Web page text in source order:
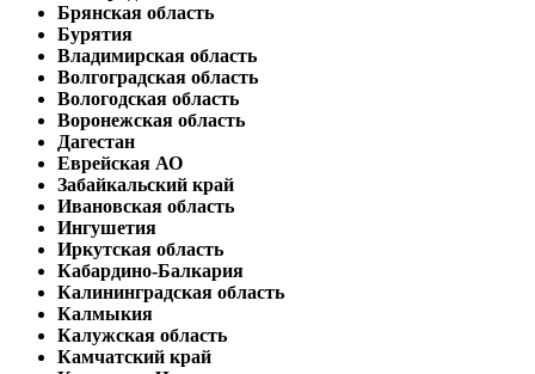
Брянская область
Бурятия
Владимирская область
Волгоградская область
Вологодская область
Воронежская область
Дагестан
Еврейская АО
Забайкальский край
Ивановская область
Ингушетия
Иркутская область
Кабардино-Балкария
Калининградская область
Калмыкия
Калужская область
Камчатский край